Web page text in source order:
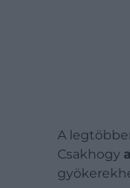
A
Csakhogy